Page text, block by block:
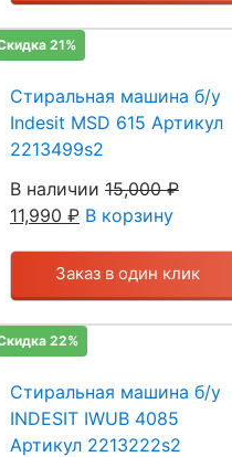
21%
Стиральная машина б/у
Indesit MSD 615 Артикул
2213499s2
В наличии 15,000₽
11,990 ₽ В корзину
Заказ в один клик
22%
Стиральная машина б/у
INDESIT IWUB 4085
Артикул 2213222s2